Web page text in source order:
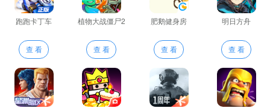
跑跑卡丁车
查 看
植物大战僵尸2
查 看
肥鹅健身房
查 看
明日方舟
查 看